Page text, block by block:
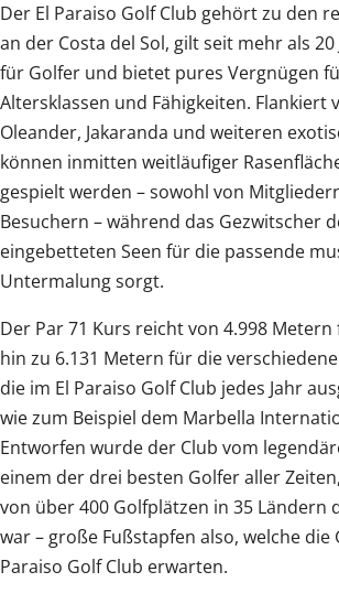
Der El Paraiso Golf Club gehört zu den
an der Costa del Sol, gilt seit mehr als 20
für Golfer und bietet pures Vergnügen
Altersklassen und Fähigkeiten. Flankiert
Oleander, Jakaranda und weiteren
können inmitten weitläufiger
gespielt werden – sowohl von
Besuchern – während das Gezwitscher
eingebetteten Seen für die passende
Untermalung sorgt.
Der Par 71 Kurs reicht von 4.998
hin zu 6.131 Metern für die
die im El Paraiso Golf Club jedes Jahr
wie zum Beispiel dem Marbella
Entworfen wurde der Club vom
einem der drei besten Golfer aller
von über 400 Golfplätzen in 35 Ländern
war – große Fußstapfen also, welche die
Paraiso Golf Club erwarten.